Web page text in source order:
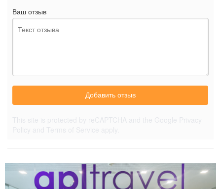
Ваш отзыв
Добавить отзыв